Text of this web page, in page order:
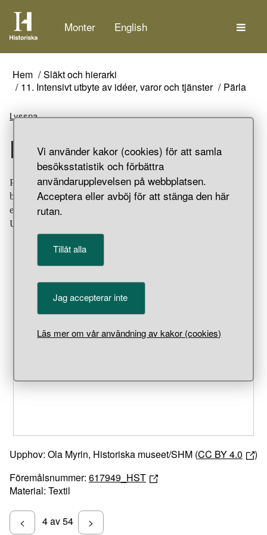
Vi använder kakor (cookies) för att samla
besöksstatistik och förbättra
användarupplevelsen på webbplatsen.
Acceptera eller avböj för att stänga den här
rutan.
Tillåt alla
Jag accepterar inte
Läs mer om vår användning av kakor (cookies)
Monter English
Hem
Släkt och hierarki
11. Intensivt utbyte av idéer, varor och tjänster
Pärla
Lyssna
Pärla
Pärla eller knopp i dragen metalltråd runt guldfolie, samt
band i flätad lantråd. Sannolikt del av utsmyckningen till
en knivslida. Gravfynd från Birka, Bj 750, Adelsö socken,
Uppland.
Unable to open [object Object]: HTTP 0 attempting to load
Upphov: Ola Myrin, Historiska museet/SHM (CC BY 4.0
)
Föremålsnummer: 617949_HST
Material: Textil
< 4 av 54 >